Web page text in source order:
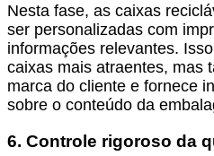
Nesta fase, as caixas
ser personalizadas com
informações relevantes.
caixas mais atraentes, mas
marca do cliente e fornece
sobre o conteúdo da
6. Controle rigoroso da